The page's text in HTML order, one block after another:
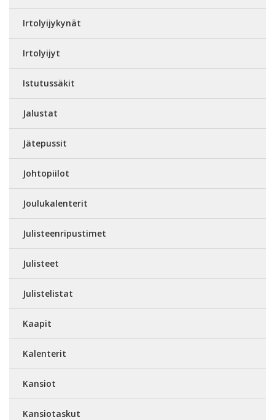
Irtolyijykynät
Irtolyijyt
Istutussäkit
Jalustat
Jätepussit
Johtopiilot
Joulukalenterit
Julisteenripustimet
Julisteet
Julistelistat
Kaapit
Kalenterit
Kansiot
Kansiotaskut